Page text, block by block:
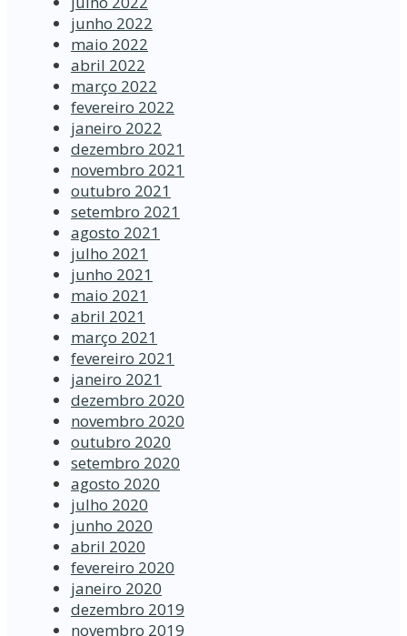
junho 2022
maio 2022
abril 2022
março 2022
fevereiro 2022
janeiro 2022
dezembro 2021
novembro 2021
outubro 2021
setembro 2021
agosto 2021
julho 2021
junho 2021
maio 2021
abril 2021
março 2021
fevereiro 2021
janeiro 2021
dezembro 2020
novembro 2020
outubro 2020
setembro 2020
agosto 2020
julho 2020
junho 2020
abril 2020
fevereiro 2020
janeiro 2020
dezembro 2019
novembro 2019